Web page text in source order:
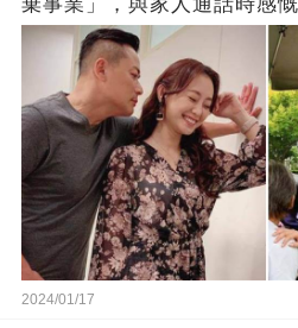
棄事業」，與家人通話時感
思」：只有過一次眼淚
2024/01/17